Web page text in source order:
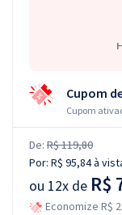
Cupom
Cupom
De: R$ 119,80
Por: R$ 95,84à
ou 12x de R$
Economize R$